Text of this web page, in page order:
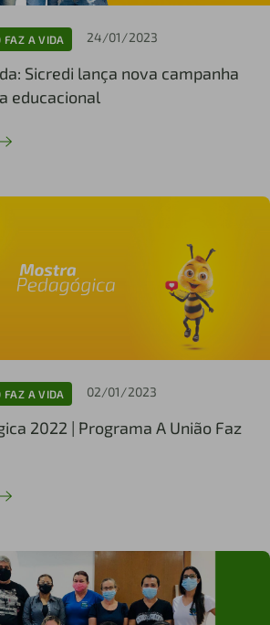
FAZ A VIDA 24/01/2023
Sicredi lança nova campanha
educacional
FAZ A VIDA 02/01/2023
2022 | Programa A União Faz